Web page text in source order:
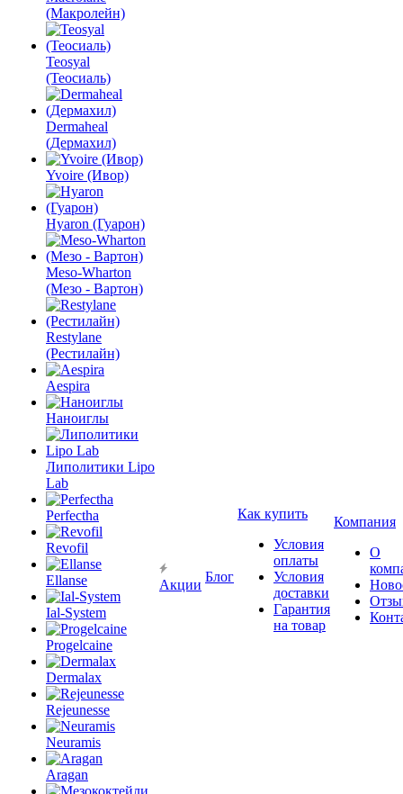
(Макролейн)
Teosyal
(Теосиаль)
Dermaheal
(Дермахил)
Yvoire (Ивор)
Hyaron (Гуарон)
Meso-Wharton
(Мезо - Вартон)
Restylane
(Рестилайн)
Aespira
Наноиглы
Липолитики Lipo
Lab
Perfectha
Revofil
Ellanse
Ial-System
Progelcaine
Dermalax
Rejeunesse
Neuramis
Aragan
Акции
Блог
Как купить
Условия
оплаты
Условия
доставки
Гарантия
на товар
Компания
О